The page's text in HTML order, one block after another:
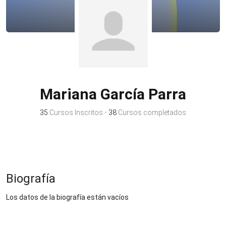
Mariana García Parra
35 Cursos Inscritos • 38 Cursos completados
Biografía
Los datos de la biografía están vacíos